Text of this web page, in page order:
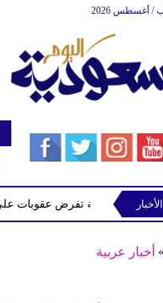
الأميركية تفرض عقوبات على
» أخبار عربية